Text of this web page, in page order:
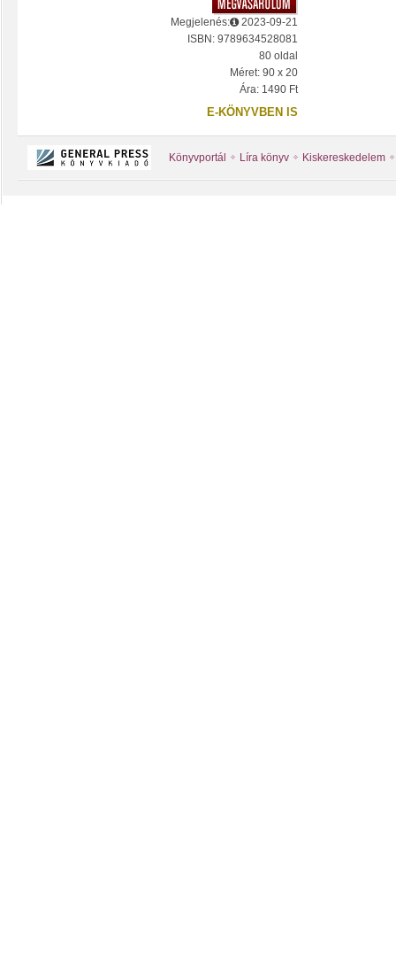
Megjelenés:
2023-09-21
ISBN: 9789634528081
80 oldal
Méret: 90 x 20
Ára: 1490 Ft
E-KÖNYVBEN IS
Könyvportál Líra könyv Kiskereskedelem